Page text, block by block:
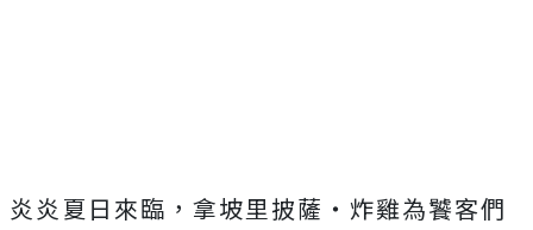
炎炎夏日來臨，拿坡里披薩‧炸雞為饕客們